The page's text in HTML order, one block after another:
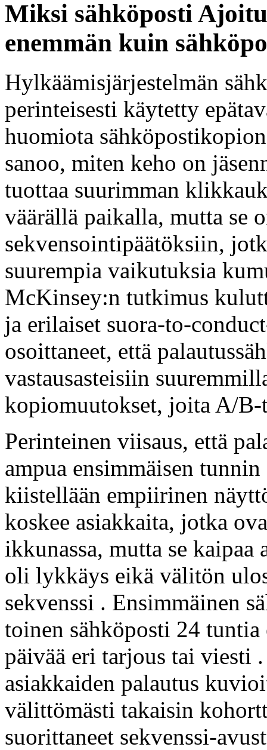
Miksi sähköposti
enemmän kuin
Hylkäämisjärjestelmän
perinteisesti käytetty
huomiota
sanoo, miten keho on
tuottaa suurimman
väärällä paikalla, mutta se
sekvensointipäätöksiin,
suurempia vaikutuksia
McKinsey:n tutkimus
ja erilaiset suora-to-
osoittaneet, että
vastausasteisiin
kopiomuutokset, joita A/
Perinteinen viisaus, että
ampua ensimmäisen
kiistellään empiirinen
koskee asiakkaita, jotka
ikkunassa, mutta se
oli lykkäys eikä välitön
sekvenssi . Ensimmäinen
toinen sähköposti 24
päivää eri tarjous tai viesti
asiakkaiden palautus
välittömästi takaisin
suorittaneet sekvenssi-